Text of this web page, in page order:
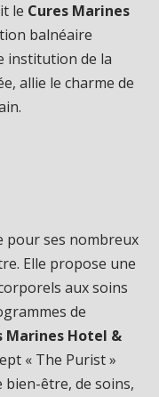
le Cures Marines
balnéaire
institution de la
allie le charme de
pour ses nombreux
Elle propose une
aux soins
de
Marines Hotel &
« The Purist »
bien-être, de soins,